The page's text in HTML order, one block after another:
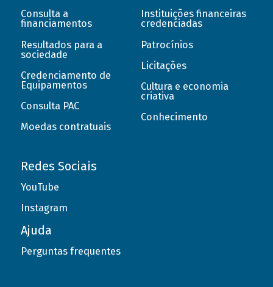
Consulta a
financiamentos
Resultados para a
sociedade
Credenciamento de
Equipamentos
Consulta PAC
Moedas contratuais
Instituições financeiras
credenciadas
Patrocínios
Licitações
Cultura e economia
criativa
Conhecimento
Redes Sociais
YouTube
Instagram
Ajuda
Perguntas frequentes